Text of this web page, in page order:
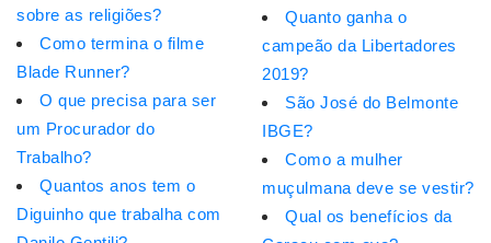
sobre as religiões?
Como termina o filme
Blade Runner?
O que precisa para ser
um Procurador do
Trabalho?
Quantos anos tem o
Diguinho que trabalha com
Quanto ganha o
campeão da Libertadores
2019?
São José do Belmonte
IBGE?
Como a mulher
muçulmana deve se vestir?
Qual os benefícios da